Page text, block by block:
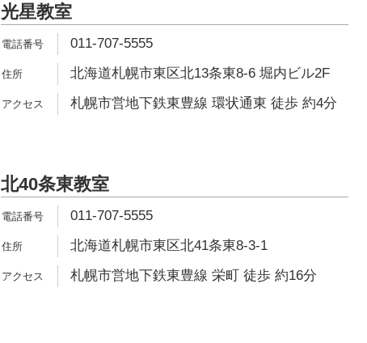
光星教室
011-707-5555
北海道札幌市東区北13条東8-6 堀内ビル2F
札幌市営地下鉄東豊線 環状通東 徒歩 約4分
北40条東教室
011-707-5555
北海道札幌市東区北41条東8-3-1
札幌市営地下鉄東豊線 栄町 徒歩 約16分